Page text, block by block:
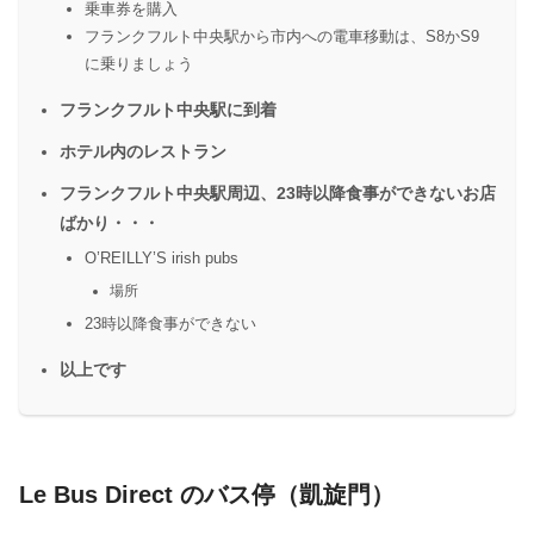
乗車券を購入
フランクフルト中央駅から市内への電車移動は、S8かS9
に乗りましょう
フランクフルト中央駅に到着
ホテル内のレストラン
フランクフルト中央駅周辺、23時以降食事ができないお店
ばかり・・・
O’REILLY’S irish pubs
場所
23時以降食事ができない
以上です
Le Bus Direct のバス停（凱旋門）